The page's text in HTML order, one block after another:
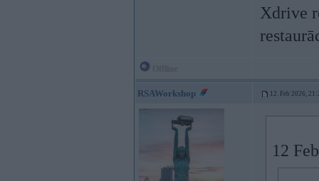
Xdrive
RSAWorkshop 12. Feb 2026,
12